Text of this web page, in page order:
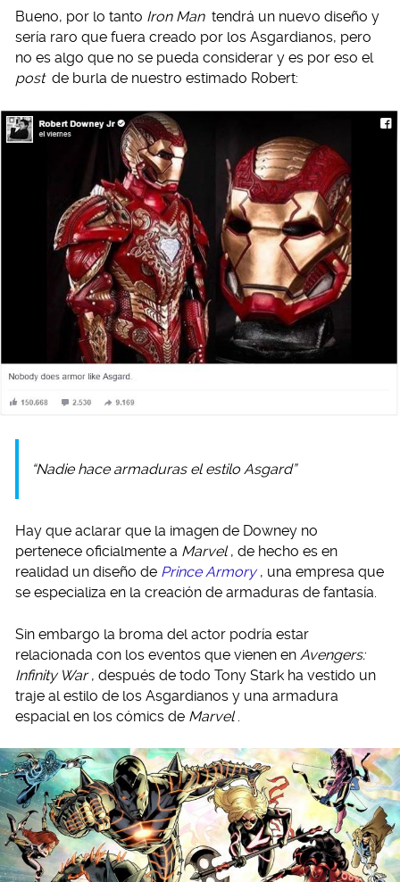
Bueno, por lo tanto Iron Man tendrá un nuevo diseño y
sería raro que fuera creado por los Asgardianos, pero
no es algo que no se pueda considerar y es por eso el
post de burla de nuestro estimado Robert:
“Nadie hace armaduras el estilo Asgard”
Hay que aclarar que la imagen de Downey no
pertenece oficialmente a Marvel , de hecho es en
realidad un diseño de Prince Armory , una empresa que
se especializa en la creación de armaduras de fantasía.
Sin embargo la broma del actor podría estar
relacionada con los eventos que vienen en Avengers:
Infinity War , después de todo Tony Stark ha vestido un
traje al estilo de los Asgardianos y una armadura
espacial en los cómics de Marvel .